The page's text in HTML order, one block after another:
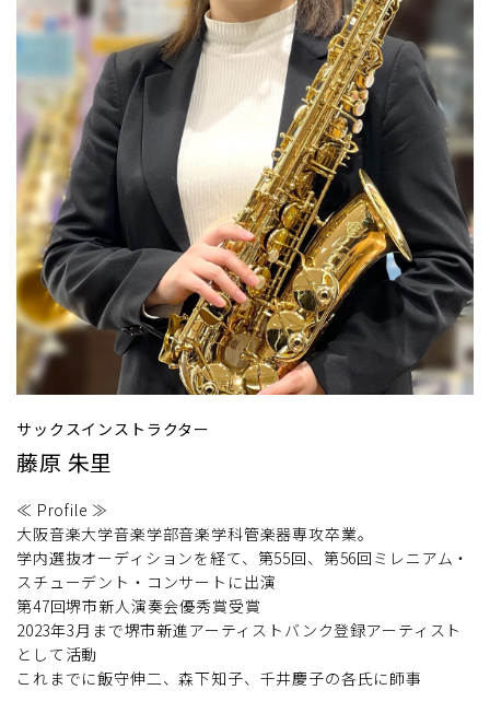
サックスインストラクター
藤原 朱里
≪ Profile ≫
大阪音楽大学音楽学部音楽学科管楽器専攻卒業。
学内選抜オーディションを経て、第55回、第56回ミレニアム・
スチューデント・コンサートに出演
第47回堺市新人演奏会優秀賞受賞
2023年3月まで堺市新進アーティストバンク登録アーティスト
として活動
これまでに飯守伸二、森下知子、千井慶子の各氏に師事